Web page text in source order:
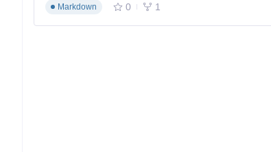
案例三：媒体资源归档纪录片制作人小张需要收集分散
Markdown
0 1